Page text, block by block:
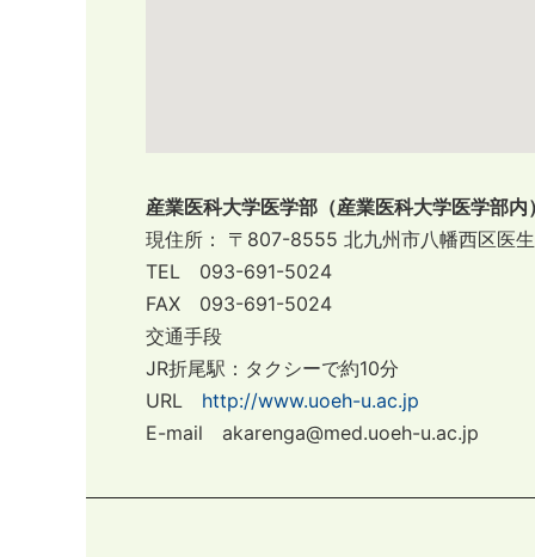
産業医科大学医学部（産業医科大学医学部内
現住所： 〒807-8555 北九州市八幡西区医
TEL 093-691-5024
FAX 093-691-5024
交通手段
JR折尾駅：タクシーで約10分
URL http://www.uoeh-u.ac.jp
E-mail akarenga@med.uoeh-u.ac.jp